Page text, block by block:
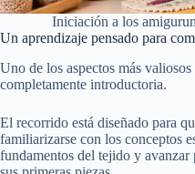
Iniciación a los
Un aprendizaje pensado para
Uno de los aspectos más
completamente introductoria.
El recorrido está diseñado para
familiarizarse con los conceptos
fundamentos del tejido y avanzar